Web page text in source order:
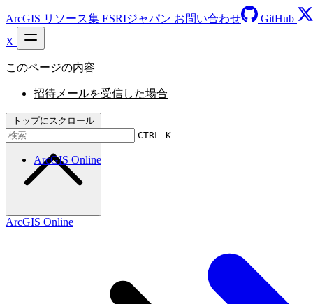
ArcGIS リソース集 ESRIジャパン お問い合わせ
GitHub
X
CTRL K
ArcGIS Online
このページの内容
招待メールを受信した場合
トップにスクロール
ArcGIS Online